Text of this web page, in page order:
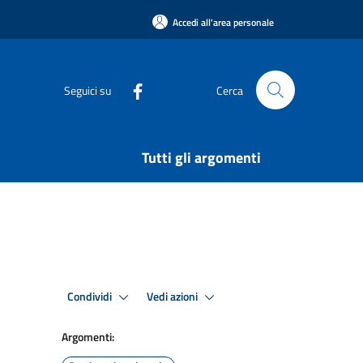
Accedi all'area personale
Seguici su Cerca
Tutti gli argomenti
Condividi Vedi azioni
Argomenti: